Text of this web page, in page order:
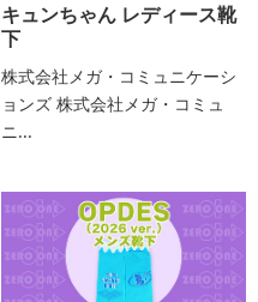
キュンちゃん レディース靴
下
株式会社メガ・コミュニケーシ
ョンズ 株式会社メガ・コミュ
ニ...